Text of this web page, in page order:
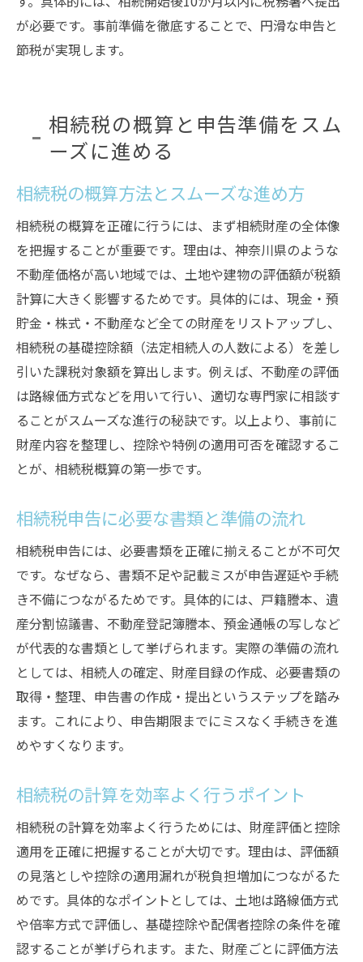
が必要です。事前準備を徹底することで、円滑な申告と
節税が実現します。
相続税の概算と申告準備をスム
ーズに進める
相続税の概算方法とスムーズな進め方
相続税の概算を正確に行うには、まず相続財産の全体像
を把握することが重要です。理由は、神奈川県のような
不動産価格が高い地域では、土地や建物の評価額が税額
計算に大きく影響するためです。具体的には、現金・預
貯金・株式・不動産など全ての財産をリストアップし、
相続税の基礎控除額（法定相続人の人数による）を差し
引いた課税対象額を算出します。例えば、不動産の評価
は路線価方式などを用いて行い、適切な専門家に相談す
ることがスムーズな進行の秘訣です。以上より、事前に
財産内容を整理し、控除や特例の適用可否を確認するこ
とが、相続税概算の第一歩です。
相続税申告に必要な書類と準備の流れ
相続税申告には、必要書類を正確に揃えることが不可欠
です。なぜなら、書類不足や記載ミスが申告遅延や手続
き不備につながるためです。具体的には、戸籍謄本、遺
産分割協議書、不動産登記簿謄本、預金通帳の写しなど
が代表的な書類として挙げられます。実際の準備の流れ
としては、相続人の確定、財産目録の作成、必要書類の
取得・整理、申告書の作成・提出というステップを踏み
ます。これにより、申告期限までにミスなく手続きを進
めやすくなります。
相続税の計算を効率よく行うポイント
相続税の計算を効率よく行うためには、財産評価と控除
適用を正確に把握することが大切です。理由は、評価額
の見落としや控除の適用漏れが税負担増加につながるた
めです。具体的なポイントとしては、土地は路線価方式
や倍率方式で評価し、基礎控除や配偶者控除の条件を確
認することが挙げられます。また、財産ごとに評価方法